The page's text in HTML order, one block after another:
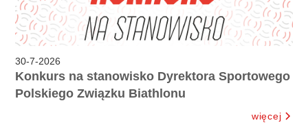
30-7-2026
Konkurs na stanowisko Dyrektora Sportowego
Polskiego Związku Biathlonu
więcej